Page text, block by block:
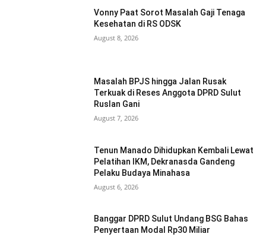
Vonny Paat Sorot Masalah Gaji Tenaga
Kesehatan di RS ODSK
August 8, 2026
Masalah BPJS hingga Jalan Rusak
Terkuak di Reses Anggota DPRD Sulut
Ruslan Gani
August 7, 2026
Tenun Manado Dihidupkan Kembali Lewat
Pelatihan IKM, Dekranasda Gandeng
Pelaku Budaya Minahasa
August 6, 2026
Banggar DPRD Sulut Undang BSG Bahas
Penyertaan Modal Rp30 Miliar